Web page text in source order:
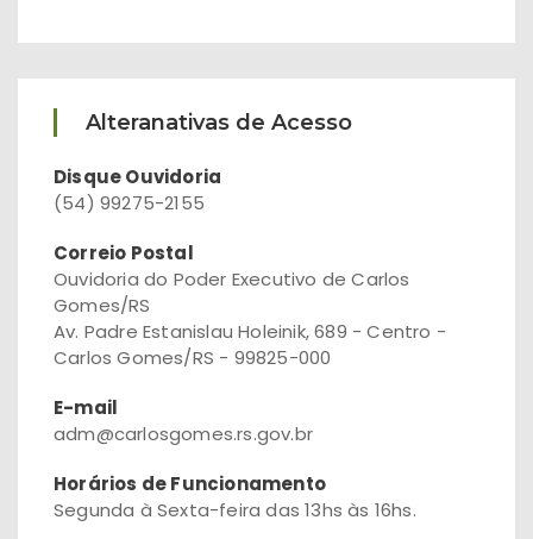
Alteranativas de Acesso
Disque Ouvidoria
(54) 99275-2155
Correio Postal
Ouvidoria do Poder Executivo de Carlos
Gomes/RS
Av. Padre Estanislau Holeinik, 689 - Centro -
Carlos Gomes/RS - 99825-000
E-mail
adm@carlosgomes.rs.gov.br
Horários de Funcionamento
Segunda à Sexta-feira das 13hs às 16hs.